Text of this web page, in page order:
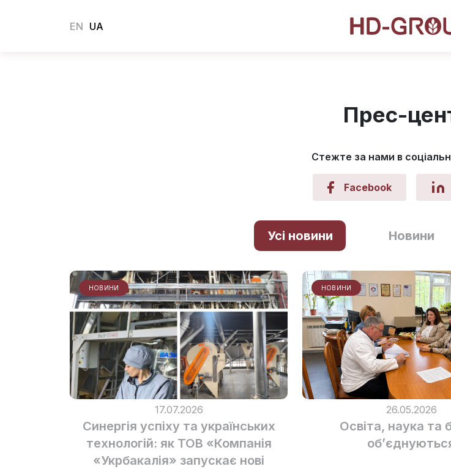
EN UA
Прес-
Стежте за нами в
Facebook
Усі новини Новини
НОВИНИ
17.07.2026
Синергія успіху та українських
технологій: як ТОВ «Компанія
«Укрбакалія» запускає нові
НОВИНИ
26.05.2026
Освіта, наука та